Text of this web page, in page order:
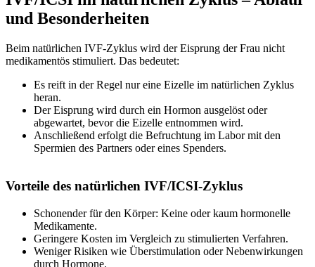
und Besonderheiten
Beim natürlichen IVF-Zyklus wird der Eisprung der Frau nicht
medikamentös stimuliert. Das bedeutet:
Es reift in der Regel nur eine Eizelle im natürlichen Zyklus
heran.
Der Eisprung wird durch ein Hormon ausgelöst oder
abgewartet, bevor die Eizelle entnommen wird.
Anschließend erfolgt die Befruchtung im Labor mit den
Spermien des Partners oder eines Spenders.
Vorteile des natürlichen IVF/ICSI-Zyklus
Schonender für den Körper: Keine oder kaum hormonelle
Medikamente.
Geringere Kosten im Vergleich zu stimulierten Verfahren.
Weniger Risiken wie Überstimulation oder Nebenwirkungen
durch Hormone.